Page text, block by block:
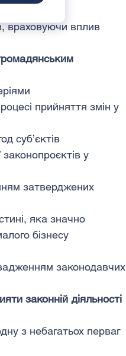
враховуючи вплив
прийняття змін у
суб’єктів
у
затверджених
яка значно
бізнесу
законодавчих
законній діяльності
з небагатьох перваг